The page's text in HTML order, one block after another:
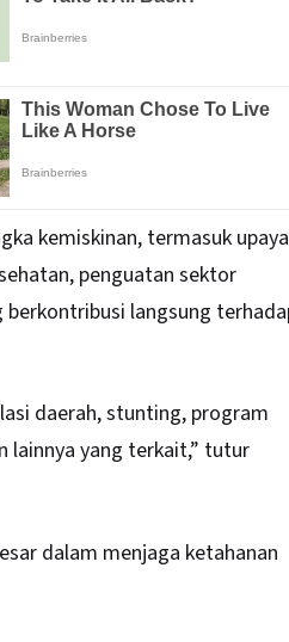
kemiskinan, termasuk upaya
penguatan sektor
langsung
daerah, stunting, program
lainnya yang terkait,” tutur
dalam menjaga ketahanan